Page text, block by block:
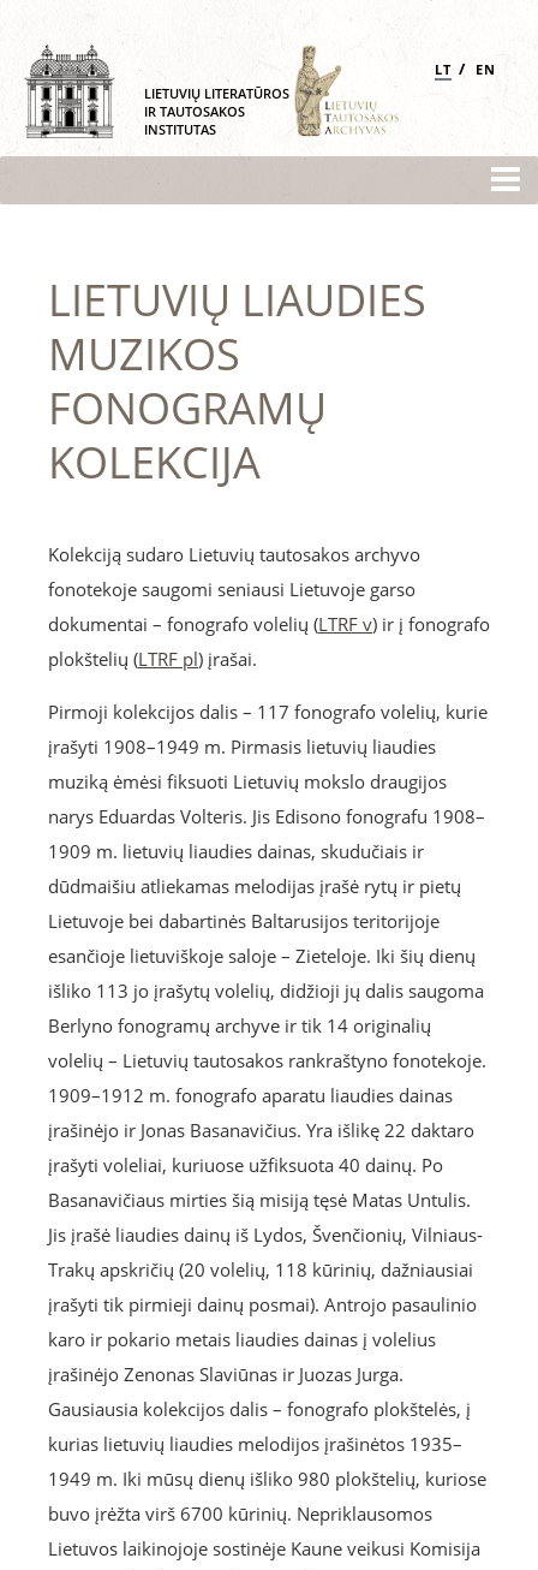
LIETUVIŲ LITERATŪROS
IR TAUTOSAKOS
INSTITUTAS
LT / EN
LIETUVIŲ LIAUDIES
MUZIKOS
FONOGRAMŲ
KOLEKCIJA
Kolekciją sudaro Lietuvių tautosakos archyvo
fonotekoje saugomi seniausi Lietuvoje garso
dokumentai – fonografo volelių (LTRF v) ir į fonografo
plokštelių (LTRF pl) įrašai.
Pirmoji kolekcijos dalis – 117 fonografo volelių, kurie
įrašyti 1908–1949 m. Pirmasis lietuvių liaudies
muziką ėmėsi fiksuoti Lietuvių mokslo draugijos
narys Eduardas Volteris. Jis Edisono fonografu 1908–
1909 m. lietuvių liaudies dainas, skudučiais ir
dūdmaišiu atliekamas melodijas įrašė rytų ir pietų
Lietuvoje bei dabartinės Baltarusijos teritorijoje
esančioje lietuviškoje saloje – Zieteloje. Iki šių dienų
išliko 113 jo įrašytų volelių, didžioji jų dalis saugoma
Berlyno fonogramų archyve ir tik 14 originalių
volelių – Lietuvių tautosakos rankraštyno fonotekoje.
1909–1912 m. fonografo aparatu liaudies dainas
įrašinėjo ir Jonas Basanavičius. Yra išlikę 22 daktaro
įrašyti voleliai, kuriuose užfiksuota 40 dainų. Po
Basanavičiaus mirties šią misiją tęsė Matas Untulis.
Jis įrašė liaudies dainų iš Lydos, Švenčionių, Vilniaus-
Trakų apskričių (20 volelių, 118 kūrinių, dažniausiai
įrašyti tik pirmieji dainų posmai). Antrojo pasaulinio
karo ir pokario metais liaudies dainas į volelius
įrašinėjo Zenonas Slaviūnas ir Juozas Jurga.
Gausiausia kolekcijos dalis – fonografo plokštelės, į
kurias lietuvių liaudies melodijos įrašinėtos 1935–
1949 m. Iki mūsų dienų išliko 980 plokštelių, kuriose
buvo įrėžta virš 6700 kūrinių. Nepriklausomos
Lietuvos laikinojoje sostinėje Kaune veikusi Komisija